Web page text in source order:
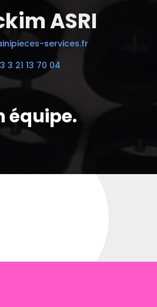
ASRI
services.fr
3 21 13 70 04
équipe.